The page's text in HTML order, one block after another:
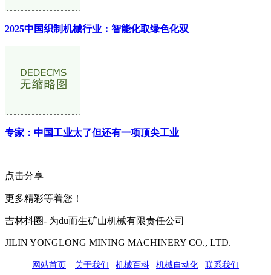
2025中国织制机械行业：智能化取绿色化双
专家：中国工业太了但还有一项顶尖工业
点击分享
更多精彩等着您！
吉林抖圈- 为du而生矿山机械有限责任公司
JILIN YONGLONG MINING MACHINERY CO., LTD.
网站首页 关于我们 机械百科 机械自动化 联系我们